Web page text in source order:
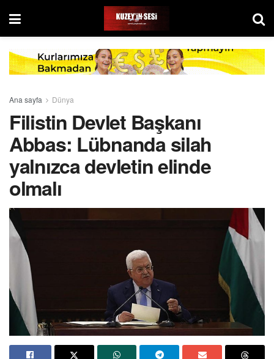
Ana sayfa Dünya
Filistin Devlet Başkanı
Abbas: Lübnanda silah
yalnızca devletin elinde
olmalı